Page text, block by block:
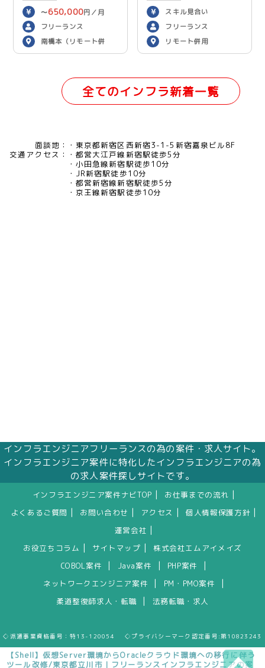
【Shell】仮想Server環境からOracleクラウド環境への移行に伴う
ツール改修/東京都立川市｜フリーランスインフラエンジニアの案
〜650,000円／月
フリーランス
南橋本（リモート併
用）
スキル見合い
フリーランス
リモート併用
全てのインフラ新着一覧
面談地：
東京都新宿区西新宿3-1-5新宿嘉泉ビル8F
交通アクセス：
都営大江戸線新宿駅徒歩5分
小田急線新宿駅徒歩10分
JR新宿駅徒歩10分
都営新宿線新宿駅徒歩5分
京王線新宿駅徒歩10分
インフラエンジニアフリーランスの為の案件・求人サイト。
インフラエンジニア案件に特化したインフラエンジニアの為
の求人案件探しサイトです。
インフラエンジニア案件ナビTOP お仕事までの流れ
よくあるご質問 お問い合わせ アクセス 個人情報保護方針
運営会社
お役立ちコラム サイトマップ
株式会社エムアイメイズ
COBOL案件
Java案件 PHP案件
ネットワークエンジニア案件 PM・PMO案件
柔道整復師求人・転職 法務転職・求人
◇派遣事業資格番号：特13-120054 ◇プライバシーマーク認定番号:第10823243